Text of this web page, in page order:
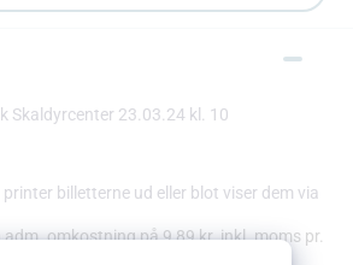
Skaldyrcenter 23.03.24 kl. 10
billetterne ud eller blot viser dem via
omkostning på 9,89 kr. inkl. moms pr.